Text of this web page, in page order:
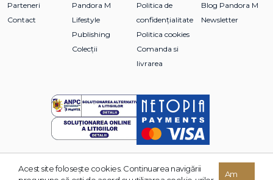
Parteneri
Contact
Pandora M
Lifestyle
Publishing
Colecții
Politica de
confidențialitate
Politica cookies
Comanda si
livrarea
Blog Pandora M
Newsletter
© 2026 Grupul Editorial TREI. Toate drepturile rezervate.
Acest site foloseşte cookies. Continuarea navigării
Am